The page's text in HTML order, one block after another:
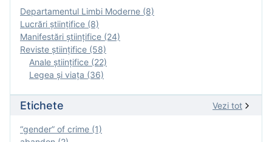
Departamentul Limbi Moderne (8)
Lucrări științifice (8)
Manifestări ştiinţifice (24)
Reviste ştiinţifice (58)
Anale ştiinţifice (22)
Legea şi viaţa (36)
Etichete Vezi tot
“gender” of crime (1)